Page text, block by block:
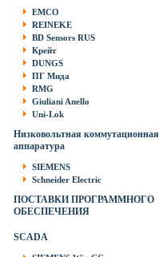
EMCO
REINEKE
BD Sensors RUS
Крейт
DUNGS
ПГ Мида
RMG
Giuliani Anello
Uni-Lok
Низковольтная коммутационная
аппаратура
SIEMENS
Schneider Electric
ПОСТАВКИ ПРОГРАММНОГО
ОБЕСПЕЧЕНИЯ
SCADA